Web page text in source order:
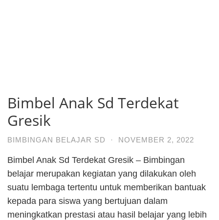
Bimbel Anak Sd Terdekat
Gresik
BIMBINGAN BELAJAR SD · NOVEMBER 2, 2022
Bimbel Anak Sd Terdekat Gresik – Bimbingan
belajar merupakan kegiatan yang dilakukan oleh
suatu lembaga tertentu untuk memberikan bantuak
kepada para siswa yang bertujuan dalam
meningkatkan prestasi atau hasil belajar yang lebih